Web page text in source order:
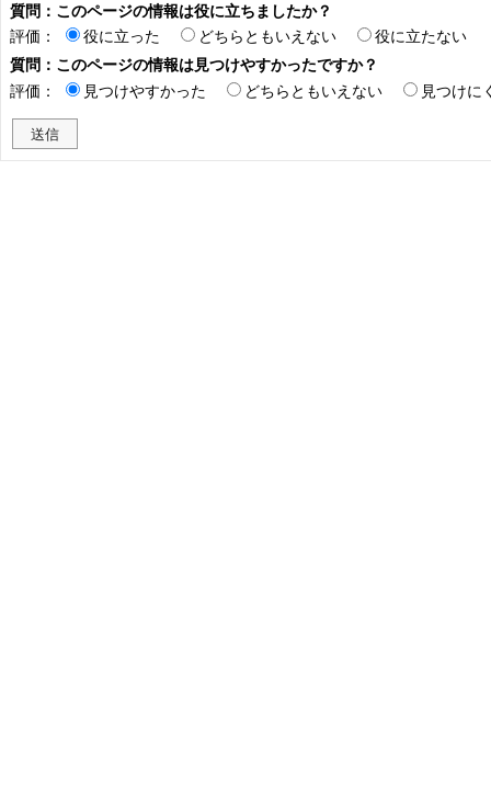
質問：このページの情報は役に立ちましたか？
評価：
役に立った どちらともいえない
役に立たない
質問：このページの情報は見つけやすかったですか？
評価：
見つけやすかった どちらともいえない 見つけに